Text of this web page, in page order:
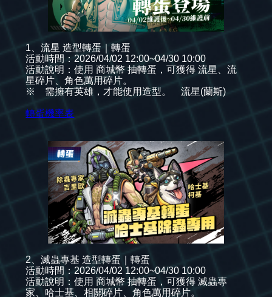
1、流星 造型轉蛋｜轉蛋
活動時間：2026/04/02 12:00~04/30 10:00
活動說明：使用 商城幣 抽轉蛋，可獲得 流星、流
星碎片、角色萬用碎片。
※ 需擁有英雄，才能使用造型。 流星(蘭斯)
轉蛋機率表
2、滅蟲專基 造型轉蛋｜轉蛋
活動時間：2026/04/02 12:00~04/30 10:00
活動說明：使用 商城幣 抽轉蛋，可獲得 滅蟲專
家、哈士基、相關碎片、角色萬用碎片。